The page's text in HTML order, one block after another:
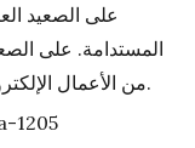
على الصعيد
المستدامة. على
من الأعمال الإلكترونية المنتجات المصنعة. تماما شبكة المهنية.
1205